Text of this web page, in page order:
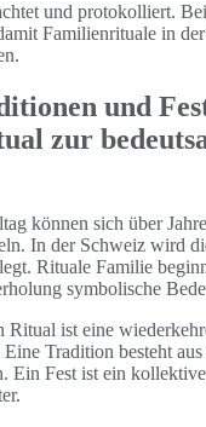
und protokolliert.
Familienrituale in
und
zur
können sich über
In der Schweiz wird
Rituale Familie
symbolische
Ritual ist eine
Tradition besteht
Ein Fest ist ein